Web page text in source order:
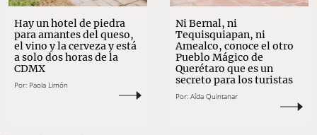
Hay un hotel de piedra
para amantes del queso,
el vino y la cerveza y está
a solo dos horas de la
CDMX
Por: Paola Limón
Ni Bernal, ni
Tequisquiapan, ni
Amealco, conoce el otro
Pueblo Mágico de
Querétaro que es un
secreto para los turistas
Por: Aída Quintanar